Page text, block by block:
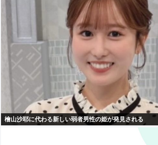
檜山沙耶に代わる新しい弱者男性の姫が発見される